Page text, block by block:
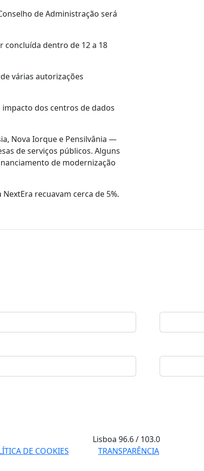
de Administração será
concluída dentro de 12 a 18
várias autorizações
dos centros de dados
Nova Iorque e Pensilvânia —
de serviços públicos. Alguns
de modernização
recuavam cerca de 5%.
Lisboa96.6 / 103.0
DE COOKIES TRANSPARÊNCIA